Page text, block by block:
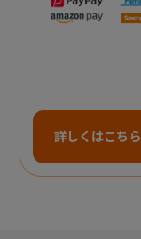
詳しくはこちら